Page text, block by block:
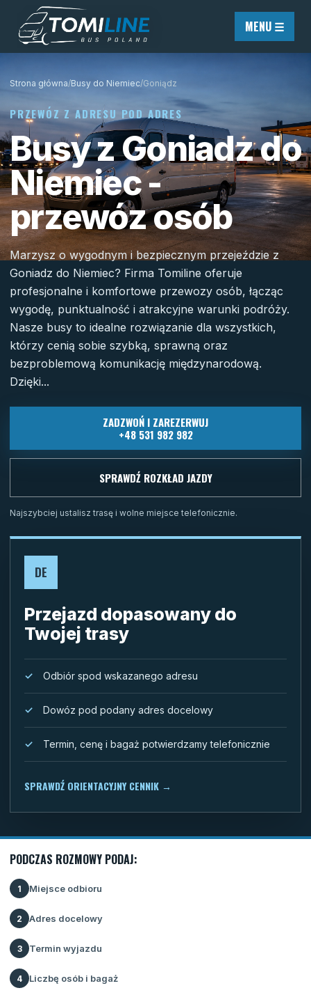
Przejdź do treści
MENU ☰
Strona główna/Busy do Niemiec/Goniądz
PRZEWÓZ Z ADRESU POD ADRES
Busy z Goniadz do
Niemiec -
przewóz osób
Marzysz o wygodnym i bezpiecznym przejeździe z
Goniadz do Niemiec? Firma Tomiline oferuje
profesjonalne i komfortowe przewozy osób, łącząc
wygodę, punktualność i atrakcyjne warunki podróży.
Nasze busy to idealne rozwiązanie dla wszystkich,
którzy cenią sobie szybką, sprawną oraz
bezproblemową komunikację międzynarodową.
Dzięki...
ZADZWOŃ I ZAREZERWUJ
+48 531 982 982
SPRAWDŹ ROZKŁAD JAZDY
Najszybciej ustalisz trasę i wolne miejsce telefonicznie.
DE
Przejazd dopasowany do
Twojej trasy
Odbiór spod wskazanego adresu
Dowóz pod podany adres docelowy
Termin, cenę i bagaż potwierdzamy telefonicznie
SPRAWDŹ ORIENTACYJNY CENNIK →
PODCZAS ROZMOWY PODAJ:
1 Miejsce odbioru
2 Adres docelowy
3 Termin wyjazdu
4 Liczbę osób i bagaż